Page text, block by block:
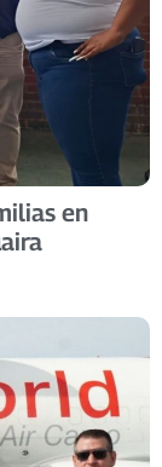
en